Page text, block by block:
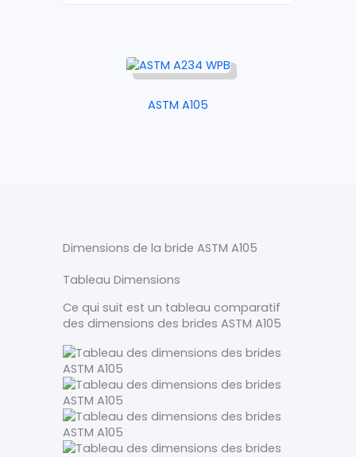
ASTM A105
Dimensions de la bride ASTM A105
Tableau Dimensions
Ce qui suit est un tableau comparatif
des dimensions des brides ASTM A105